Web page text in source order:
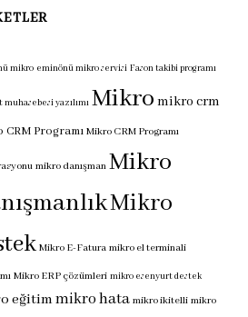
mikro eminönü mikro servisi Fason takibi programı
yazılımı Mikro mikro crm
CRM Programı Mikro CRM Programı
mikro danışman Mikro
Mikro
Mikro E-Fatura mikro el terminali
Mikro ERP çözümleri mikro esenyurt destek
eğitimmikro hata mikro ikitelli mikro